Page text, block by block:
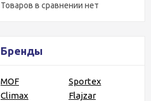
Товаров в сравнении нет
Бренды
MOF
Sportex
Climax
Flajzar